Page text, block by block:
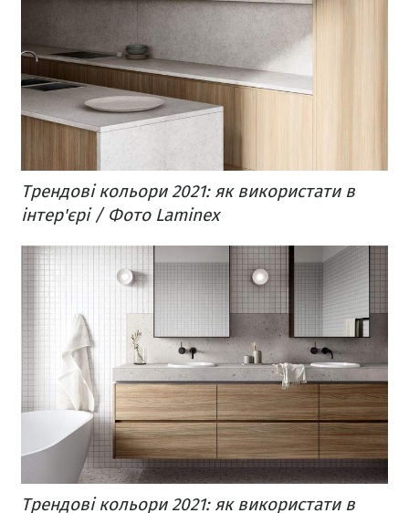
Трендові кольори 2021: як використати в
інтер'єрі / Фото Laminex
Трендові кольори 2021: як використати в